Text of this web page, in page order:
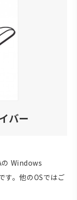
バー
の Windows
す。他のOSではご